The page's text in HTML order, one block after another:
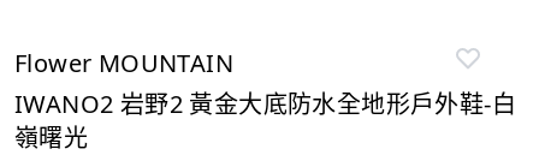
Flower MOUNTAIN
IWANO2 岩野2 黃金大底防水全地形戶外鞋-白
嶺曙光